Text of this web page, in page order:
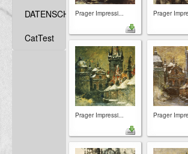
DATENSCHUTZ
CatTest
Prager Impressi... Prager
Prager Impressi... Prager